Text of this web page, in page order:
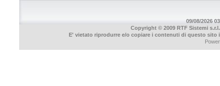
09/08/2026
Copyright © 2009 RTF Sistemi
E' vietato riprodurre e/o copiare i contenuti di questo